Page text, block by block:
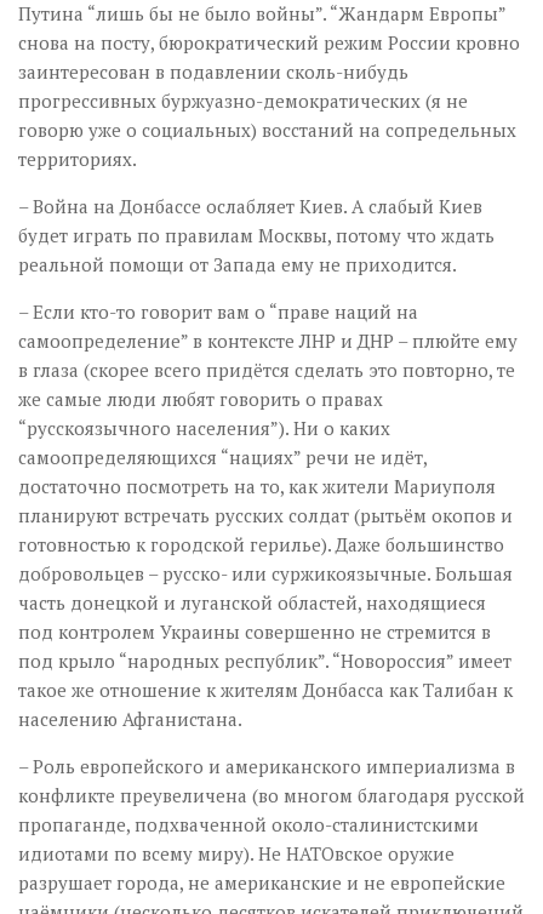
Путина “лишь бы не было войны”. “Жандарм Европы”
снова на посту, бюрократический режим России кровно
заинтересован в подавлении сколь-нибудь
прогрессивных буржуазно-демократических (я не
говорю уже о социальных) восстаний на сопредельных
территориях.
– Война на Донбассе ослабляет Киев. А слабый Киев
будет играть по правилам Москвы, потому что ждать
реальной помощи от Запада ему не приходится.
– Если кто-то говорит вам о “праве наций на
самоопределение” в контексте ЛНР и ДНР – плюйте ему
в глаза (скорее всего придётся сделать это повторно, те
же самые люди любят говорить о правах
“русскоязычного населения”). Ни о каких
самоопределяющихся “нациях” речи не идёт,
достаточно посмотреть на то, как жители Мариуполя
планируют встречать русских солдат (рытьём окопов и
готовностью к городской герилье). Даже большинство
добровольцев – русско- или суржикоязычные. Большая
часть донецкой и луганской областей, находящиеся
под контролем Украины совершенно не стремится в
под крыло “народных республик”. “Новороссия” имеет
такое же отношение к жителям Донбасса как Талибан к
населению Афганистана.
– Роль европейского и американского империализма в
конфликте преувеличена (во многом благодаря русской
пропаганде, подхваченной около-сталинистскими
идиотами по всему миру). Не НАТОвское оружие
разрушает города, не американские и не европейские